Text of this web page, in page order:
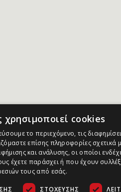
cookies
το περιεχόμενο, τις
επίσης πληροφορίες σχετικά
και ανάλυσης, οι οποίοι
έχετε παράσχει ή που έχουν
τους από εσάς.
ΣΤΌΧΕΥΣΗΣ